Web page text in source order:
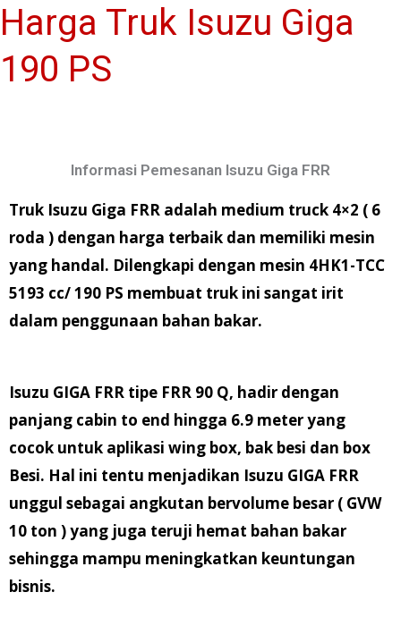
Harga Truk Isuzu Giga
190 PS
Informasi Pemesanan Isuzu Giga FRR
Truk Isuzu Giga FRR adalah medium truck 4×2 ( 6
roda ) dengan harga terbaik dan memiliki mesin
yang handal. Dilengkapi dengan mesin 4HK1-TCC
5193 cc/ 190 PS membuat truk ini sangat irit
dalam penggunaan bahan bakar.
Isuzu GIGA FRR tipe FRR 90 Q, hadir dengan
panjang cabin to end hingga 6.9 meter yang
cocok untuk aplikasi wing box, bak besi dan box
Besi. Hal ini tentu menjadikan Isuzu GIGA FRR
unggul sebagai angkutan bervolume besar ( GVW
10 ton ) yang juga teruji hemat bahan bakar
sehingga mampu meningkatkan keuntungan
bisnis.